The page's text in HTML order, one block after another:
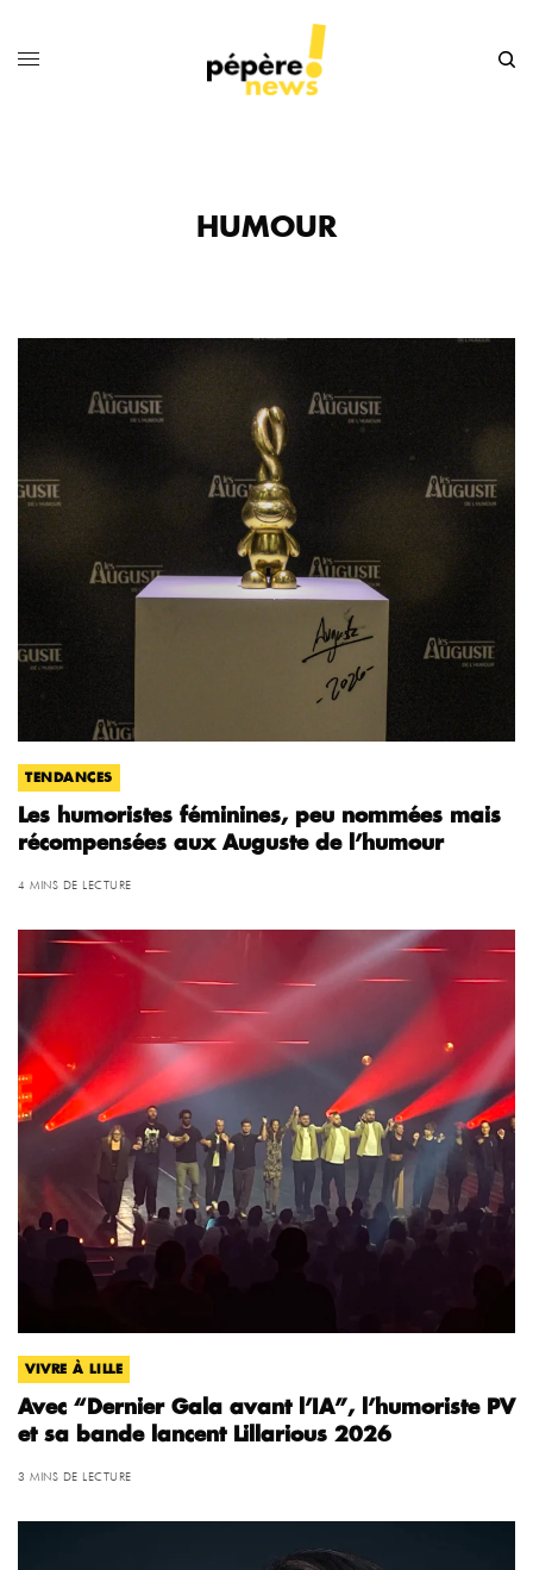
HUMOUR
TENDANCES
Les humoristes féminines, peu nommées mais
récompensées aux Auguste de l’humour
4 MINS DE LECTURE
VIVRE À LILLE
Avec “Dernier Gala avant l’IA”, l’humoriste PV
et sa bande lancent Lillarious 2026
3 MINS DE LECTURE